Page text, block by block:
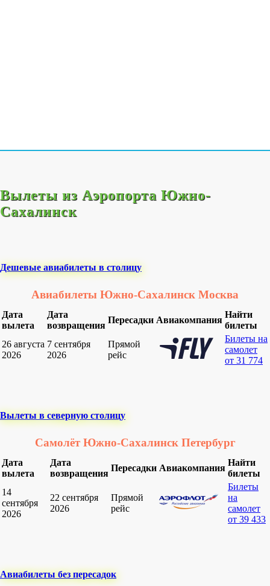
Вылеты из Аэропорта Южно-
Сахалинск
Дешевые авиабилеты в столицу
Авиабилеты Южно-Сахалинск Москва
Дата
вылета
Дата
возвращения
Пересадки Авиакомпания
Найти
билеты
26 августа
2026
7 сентября
2026
Прямой
рейс
Билеты на
самолет
от 31 774
Вылеты в северную столицу
Самолёт Южно-Сахалинск Петербург
Дата
вылета
Дата
возвращения
Пересадки Авиакомпания
Найти
билеты
14
сентября
2026
22 сентября
2026
Прямой
рейс
Билеты
на
самолет
от 39 433
Авиабилеты без пересадок